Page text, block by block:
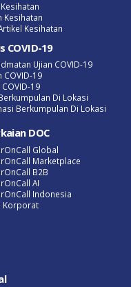
Kesihatan
Kesihatan
COVID-19
Ujian COVID-19
COVID-19
19
Di Lokasi
Berkumpulan Di Lokasi
DOC
Global
Marketplace
B2B
AI
Indonesia
Korporat